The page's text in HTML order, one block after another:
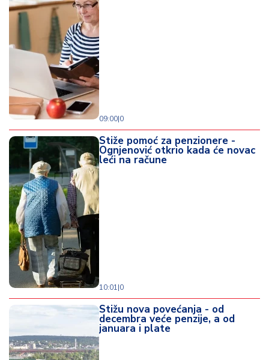
09:00|0
Stiže pomoć za penzionere -
Ognjenović otkrio kada će novac
leći na račune
10:01|0
Stižu nova povećanja - od
decembra veće penzije, a od
januara i plate